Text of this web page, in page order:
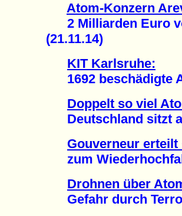
Atom-Konzern
2 Milliarden Euro
(21.11.14)
KIT Karlsruhe:
1692 beschädigte
Doppelt so viel
Deutschland sitzt
Gouverneur erteilt
zum
Drohnen über
Gefahr durch